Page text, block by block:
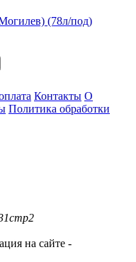
(78л/под)
Контакты О
Политика обработки
на сайте -